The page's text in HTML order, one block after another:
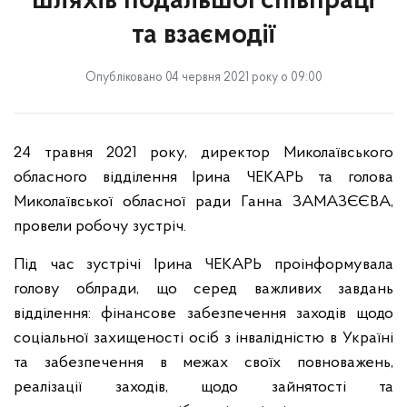
та взаємодії
Опубліковано 04 червня 2021 року о 09:00
24 травня 2021 року, директор Миколаївського
обласного відділення Ірина ЧЕКАРЬ та голова
Миколаївської обласної ради Ганна ЗАМАЗЄЄВА,
провели робочу зустріч.
Під час зустрічі Ірина ЧЕКАРЬ проінформувала
голову облради, що серед важливих завдань
відділення: фінансове забезпечення заходів щодо
соціальної захищеності осіб з інвалідністю в Україні
та забезпечення в межах своїх повноважень,
реалізації заходів, щодо зайнятості та